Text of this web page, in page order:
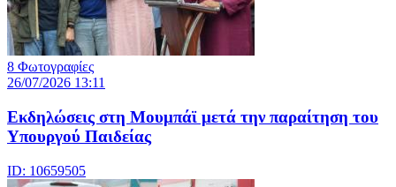
8 Φωτογραφίες
26/07/2026 13:11
Eκδηλώσεις στη Μουμπάϊ μετά την παραίτηση του
Υπουργού Παιδείας
ID: 10659505